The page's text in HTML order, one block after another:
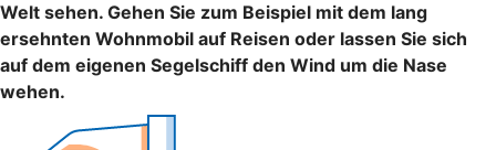
Welt sehen. Gehen Sie zum Beispiel mit dem lang
ersehnten Wohnmobil auf Reisen oder lassen Sie sich
auf dem eigenen Segelschiff den Wind um die Nase
wehen.